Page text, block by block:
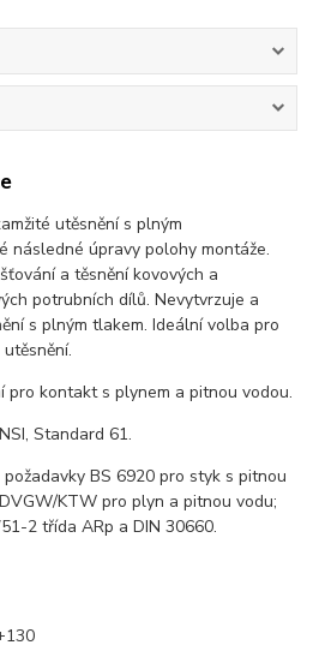
utěsnění s plným
následné úpravy polohy montáže.
a těsnění kovových a
potrubních dílů. Nevytvrzuje a
s plným tlakem. Ideální volba pro
pro kontakt s plynem a pitnou vodou.
Standard 61.
BS 6920 pro styk s pitnou
KTW pro plyn a pitnou vodu;
2 třída ARp a DIN 30660.